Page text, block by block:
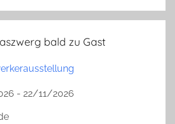
bald zu Gast
- 22/11/2026